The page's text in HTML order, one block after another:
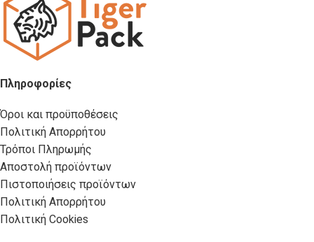
Πληροφορίες
Όροι και προϋποθέσεις
Πολιτική Απορρήτου
Τρόποι Πληρωμής
Αποστολή προϊόντων
Πιστοποιήσεις προϊόντων
Πολιτική Απορρήτου
Πολιτική Cookies